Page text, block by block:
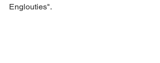
Englouties".